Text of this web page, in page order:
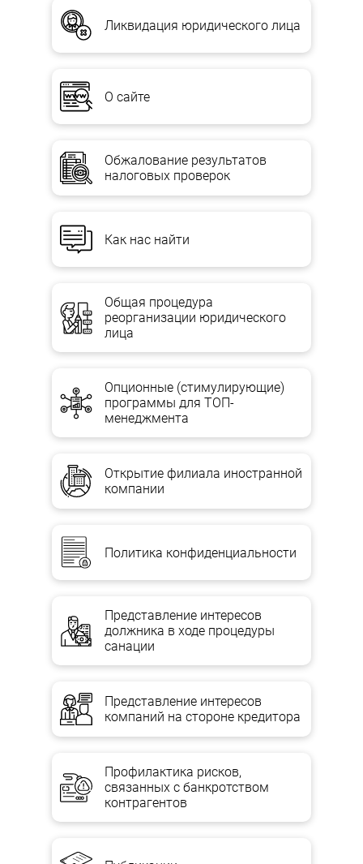
Ликвидация юридического лица
О сайте
Обжалование результатов
налоговых проверок
Как нас найти
Общая процедура
реорганизации юридического
лица
Опционные (стимулирующие)
программы для ТОП-
менеджмента
Открытие филиала иностранной
компании
Политика конфиденциальности
Представление интересов
должника в ходе процедуры
санации
Представление интересов
компаний на стороне кредитора
Профилактика рисков,
связанных с банкротством
контрагентов